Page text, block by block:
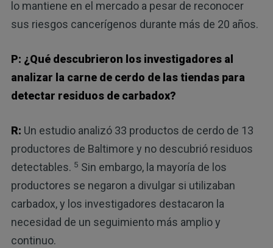
lo mantiene en el mercado a pesar de reconocer
sus riesgos cancerígenos durante más de 20 años.
P: ¿Qué descubrieron los investigadores al
analizar la carne de cerdo de las tiendas para
detectar residuos de carbadox?
R: Un estudio analizó 33 productos de cerdo de 13
productores de Baltimore y no descubrió residuos
detectables. 5 Sin embargo, la mayoría de los
productores se negaron a divulgar si utilizaban
carbadox, y los investigadores destacaron la
necesidad de un seguimiento más amplio y
continuo.